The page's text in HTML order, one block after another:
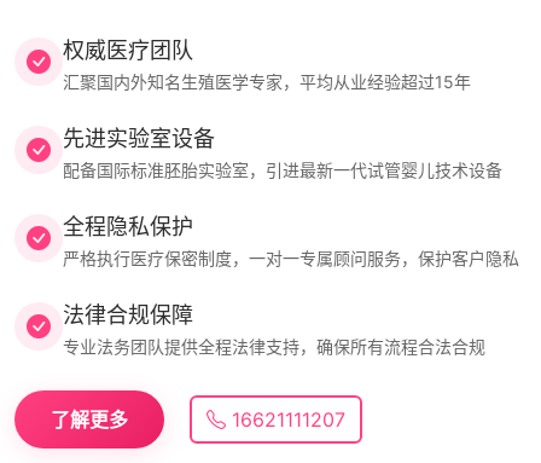
权威医疗团队
汇聚国内外知名生殖医学专家，平均从业经验超过15年
先进实验室设备
配备国际标准胚胎实验室，引进最新一代试管婴儿技术设备
全程隐私保护
严格执行医疗保密制度，一对一专属顾问服务，保护客户隐私
法律合规保障
专业法务团队提供全程法律支持，确保所有流程合法合规
了解更多 16621111207